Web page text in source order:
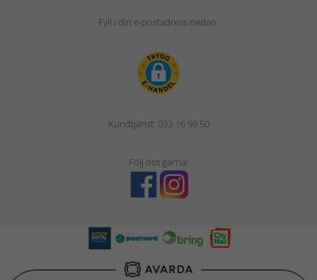
Fyll i din e-postadress nedan.
Kundtjänst: 033-16 99 50
Följ oss gärna!